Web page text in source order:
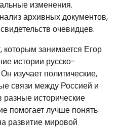
изменения.
архивных документов,
очевидцев.
которым занимается Егор
истории русско-
изучает политические,
связи между Россией и
исторические
помогает лучше понять
развитие мировой